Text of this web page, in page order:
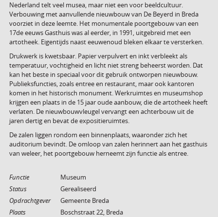
Nederland telt veel musea, maar niet een voor beeldcultuur.
Verbouwing met aanvullende nieuwbouw van De Beyerd in Breda
voorziet in deze leemte. Het monumentale poortgebouw van een
17de eeuws Gasthuis was al eerder, in 1991, uitgebreid met een
artotheek. Eigentijds naast eeuwenoud bleken elkaar te versterken.
Drukwerk is kwetsbaar. Papier verpulvert en inkt verbleekt als
temperatuur, vochtigheid en licht niet streng beheerst worden. Dat
kan het beste in speciaal voor dit gebruik ontworpen nieuwbouw.
Publieksfuncties, zoals entree en restaurant, maar ook kantoren
komen in het historisch monument. Werkruimtes en museumshop
krijgen een plaats in de 15 jaar oude aanbouw, die de artotheek heeft
verlaten. De nieuwbouwvleugel vervangt een achterbouw uit de
jaren dertig en bevat de expositieruimtes.
De zalen liggen rondom een binnenplaats, waaronder zich het
auditorium bevindt. De omloop van zalen herinnert aan het gasthuis
van weleer, het poortgebouw herneemt zijn functie als entree.
Functie
Museum
Status
Gerealiseerd
Opdrachtgever
Gemeente Breda
Plaats
Boschstraat 22, Breda